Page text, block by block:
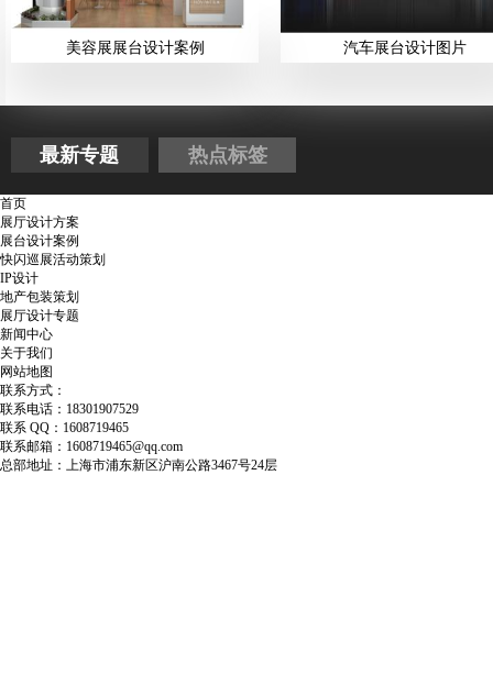
美容展展台设计案例 汽车展台设计图片
最新专题 热点标签
首页
展厅设计方案
展台设计案例
快闪巡展活动策划
IP设计
地产包装策划
展厅设计专题
新闻中心
关于我们
网站地图
联系方式：
联系电话：18301907529
联系 QQ：1608719465
联系邮箱：1608719465@qq.com
总部地址：上海市浦东新区沪南公路3467号24层